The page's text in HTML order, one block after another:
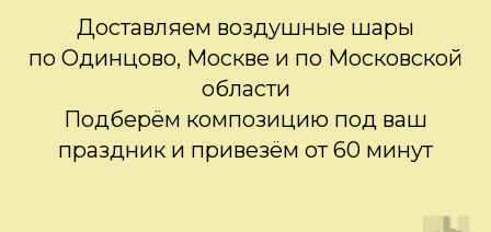
Доставляем воздушные шары
по Одинцово, Москве и по Московской
области
Подберём композицию под ваш
праздник и привезём от 60 минут